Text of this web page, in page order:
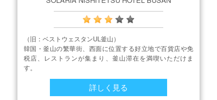
（旧：ベストウェスタンUL釜山）
韓国・釜山の繁華街、西面に位置する好立地で百貨店や免
税店、レストランが集まり、釜山滞在を満喫いただけま
す。
詳しく見る